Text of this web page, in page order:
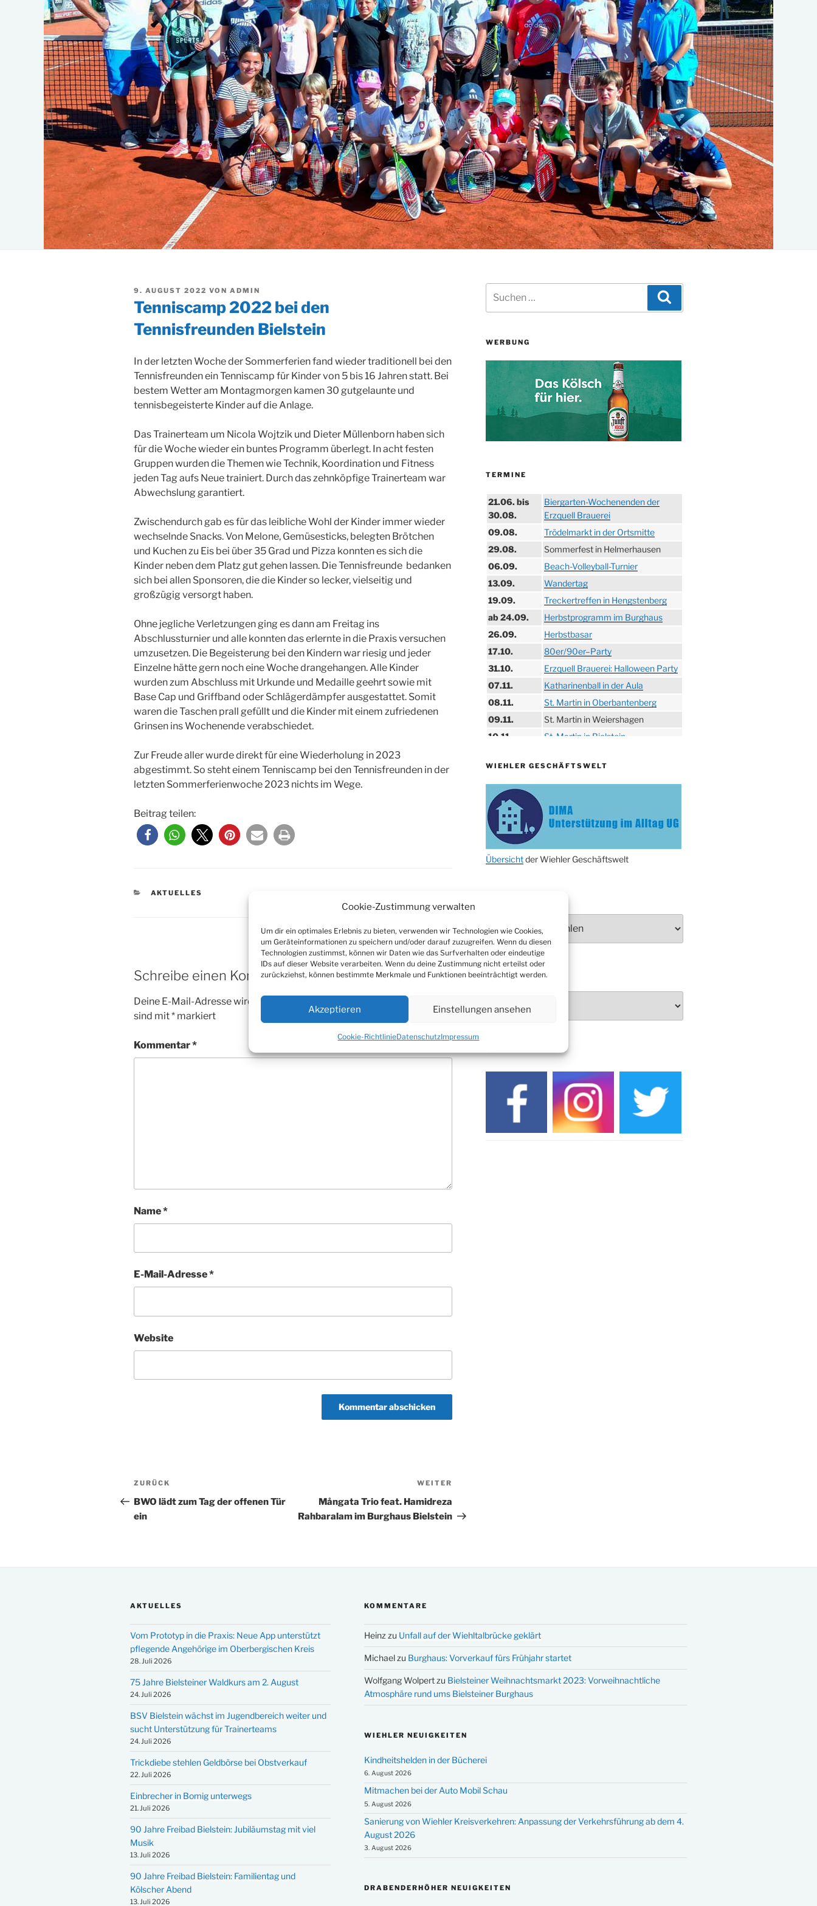
Cookie-Zustimmung verwalten
Um dir ein optimales Erlebnis zu bieten, verwenden wir Technologien wie Cookies,
um Geräteinformationen zu speichern und/oder darauf zuzugreifen. Wenn du diesen
Technologien zustimmst, können wir Daten wie das Surfverhalten oder eindeutige
IDs auf dieser Website verarbeiten. Wenn du deine Zustimmung nicht erteilst oder
zurückziehst, können bestimmte Merkmale und Funktionen beeinträchtigt werden.
Akzeptieren Einstellungen ansehen
Cookie-RichtlinieDatenschutzImpressum
VERÖFFENTLICHT
AM
9. AUGUST 2022 VON ADMIN
Tenniscamp 2022 bei den
Tennisfreunden Bielstein
In der letzten Woche der Sommerferien fand wieder traditionell bei den
Tennisfreunden ein Tenniscamp für Kinder von 5 bis 16 Jahren statt. Bei
bestem Wetter am Montagmorgen kamen 30 gutgelaunte und
tennisbegeisterte Kinder auf die Anlage.
Das Trainerteam um Nicola Wojtzik und Dieter Müllenborn haben sich
für die Woche wieder ein buntes Programm überlegt. In acht festen
Gruppen wurden die Themen wie Technik, Koordination und Fitness
jeden Tag aufs Neue trainiert. Durch das zehnköpfige Trainerteam war
Abwechslung garantiert.
Zwischendurch gab es für das leibliche Wohl der Kinder immer wieder
wechselnde Snacks. Von Melone, Gemüsesticks, belegten Brötchen
und Kuchen zu Eis bei über 35 Grad und Pizza konnten es sich die
Kinder neben dem Platz gut gehen lassen. Die Tennisfreunde bedanken
sich bei allen Sponsoren, die die Kinder so lecker, vielseitig und
großzügig versorgt haben.
Ohne jegliche Verletzungen ging es dann am Freitag ins
Abschlussturnier und alle konnten das erlernte in die Praxis versuchen
umzusetzen. Die Begeisterung bei den Kindern war riesig und jeder
Einzelne hätte gern noch eine Woche drangehangen. Alle Kinder
wurden zum Abschluss mit Urkunde und Medaille geehrt sowie mit
Base Cap und Griffband oder Schlägerdämpfer ausgestattet. Somit
waren die Taschen prall gefüllt und die Kinder mit einem zufriedenen
Grinsen ins Wochenende verabschiedet.
Zur Freude aller wurde direkt für eine Wiederholung in 2023
abgestimmt. So steht einem Tenniscamp bei den Tennisfreunden in der
letzten Sommerferienwoche 2023 nichts im Wege.
Beitrag teilen:
KATEGORIEN
AKTUELLES
Schreibe einen Kommentar
Deine E-Mail-Adresse wird nicht veröffentlicht.
Erforderliche Felder
sind mit* markiert
Kommentar*
Name*
E-Mail-Adresse*
Website
Beitragsnavigation
Vorheriger
Beitrag
ZURÜCK
BWO lädt zum Tag der offenen Tür
ein
WEITER
Mångata Trio feat. Hamidreza
Rahbaralam im Burghaus Bielstein
nach:
WERBUNG
TERMINE
21.06. bis
30.08.
Biergarten-Wochenenden der
Erzquell Brauerei
09.08.
Trödelmarkt in der Ortsmitte
29.08.
Sommerfest in Helmerhausen
06.09.
Beach-Volleyball-Turnier
13.09.
Wandertag
19.09.
Treckertreffen in Hengstenberg
ab 24.09.
Herbstprogramm im Burghaus
26.09.
Herbstbasar
17.10.
80er/90er–Party
31.10.
Erzquell Brauerei: Halloween Party
07.11.
Katharinenball in der Aula
08.11.
St. Martin in Oberbantenberg
09.11.
St. Martin in Weiershagen
10.11.
St. Martin in Bielstein
14.11.
Proklamation der Tollitäten
15.11.
Konzert Bielsteiner Männerchor
15.11.
Volkstrauertag am Ehrenmal
27.11.
Anknipsfest an der
29.11.
Adventskonzert Frauenchor
Oberbantenberg
Adventsfeier im Ev. Gemeindehaus
10.12.
Herbstprogramm Burghaus
Bielstein
19. u. 20.12.
Weihnachtsmarkt rund um die
Burg
WIEHLER GESCHÄFTSWELT
Übersichtder Wiehler Geschäftswelt
ARCHIV
SOZIALE MEDIEN
AKTUELLES
Vom Prototyp in die Praxis: Neue App unterstützt
pflegende Angehörige im Oberbergischen Kreis
28. Juli 2026
75 Jahre Bielsteiner Waldkurs am 2. August
24. Juli 2026
BSV Bielstein wächst im Jugendbereich weiter und
sucht Unterstützung für Trainerteams
24. Juli 2026
Trickdiebe stehlen Geldbörse bei Obstverkauf
22. Juli 2026
Einbrecher in Bomig unterwegs
21. Juli 2026
90 Jahre Freibad Bielstein: Jubiläumstag mit viel
Musik
13. Juli 2026
90 Jahre Freibad Bielstein: Familientag und
Kölscher Abend
13. Juli 2026
KOMMENTARE
Heinz zu Unfall auf der Wiehltalbrücke geklärt
Michaelzu Burghaus: Vorverkauf fürs Frühjahr startet
Wolfgang Wolpertzu Bielsteiner Weihnachtsmarkt 2023: Vorweihnachtliche
Atmosphäre rund ums Bielsteiner Burghaus
WIEHLER NEUIGKEITEN
Kindheitshelden in der Bücherei
6. August 2026
Mitmachen bei der Auto Mobil Schau
5. August 2026
Sanierung von Wiehler Kreisverkehren: Anpassung der Verkehrsführung ab dem 4.
August 2026
3. August 2026
DRABENDERHÖHER NEUIGKEITEN